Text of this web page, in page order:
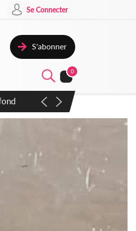
Se Connecter
S'abonner
0